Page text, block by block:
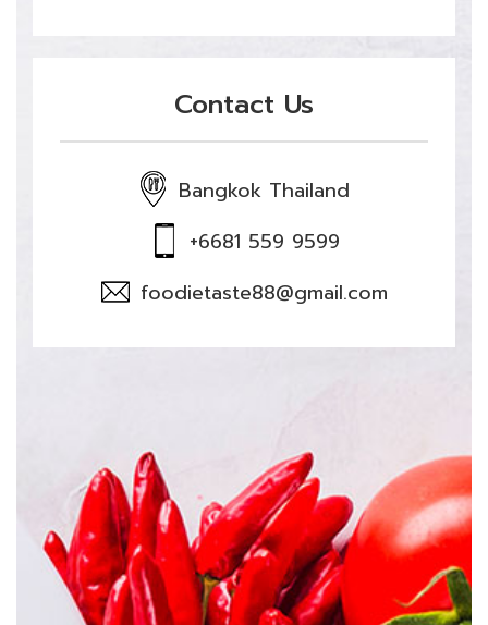
Contact Us
Bangkok Thailand
+6681 559 9599
foodietaste88@gmail.com